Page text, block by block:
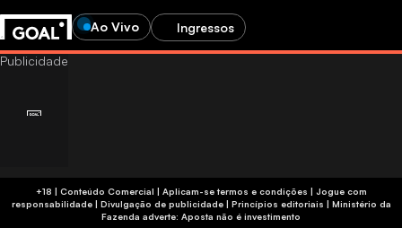
Ao Vivo Ingressos
+18 | Conteúdo Comercial | Aplicam-se termos e condições | Jogue com
responsabilidade| Divulgação de publicidade| Princípios editoriais | Ministério da
Fazenda adverte: Aposta não é investimento